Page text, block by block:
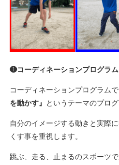
❶コーディネーションプログラム
コーディネーションプログラムで
を動かす』 というテーマのプロ
自分のイメージする動きと実際
くす事を重視します。
跳ぶ、走る、止まるのスポーツ